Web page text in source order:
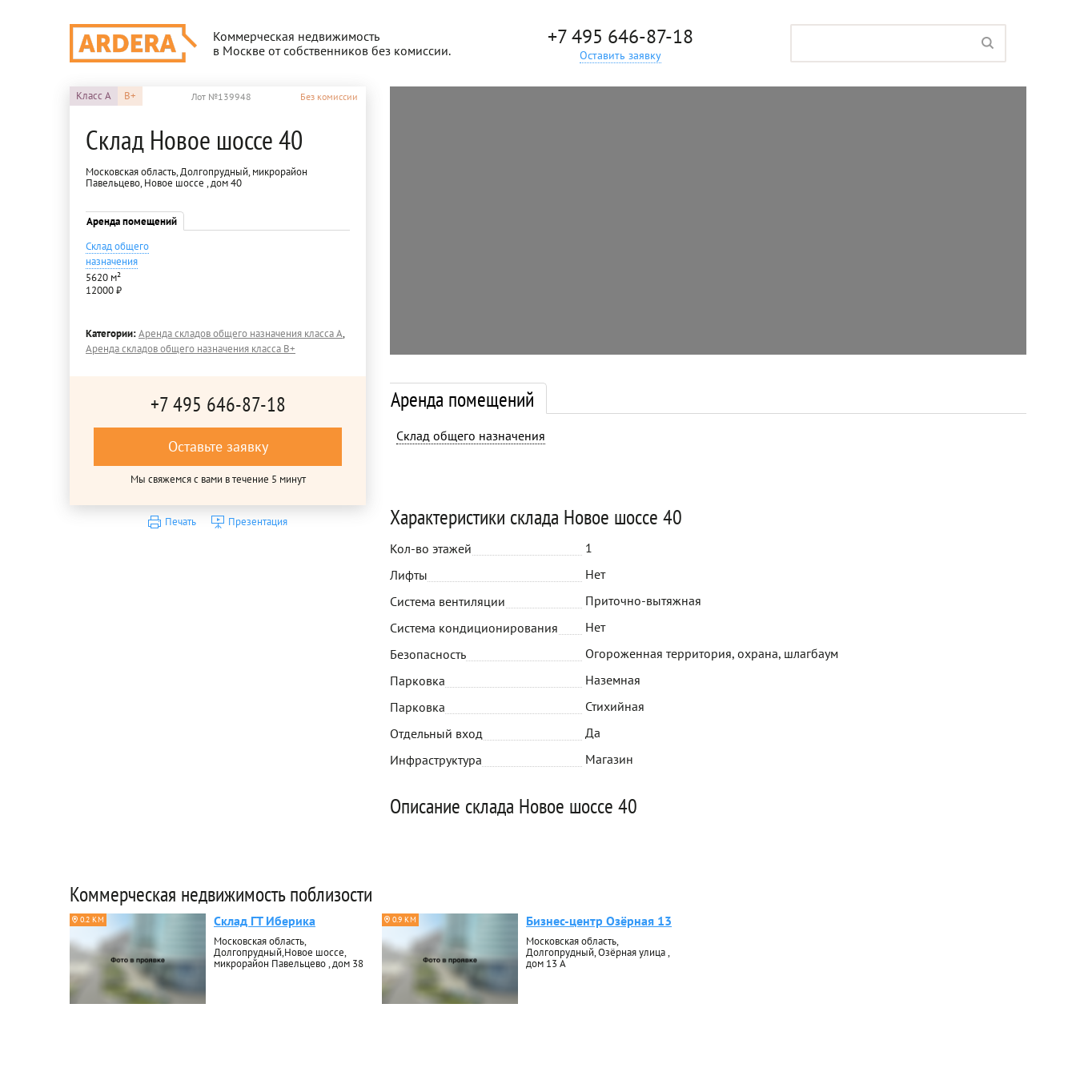
Коммерческая недвижимость
в Москве от собственников без комиссии.
+7 495 646-87-18
Оставить заявку
Класс A B+ Лот №139948 Без комиссии
Склад Новое шоссе 40
Московская область, Долгопрудный, микрорайон
Павельцево, Новое шоссе , дом 40
Аренда помещений
Склад общего
назначения
5620 м²
12000 ₽
Категории:Аренда складов общего назначения класса A,
Аренда складов общего назначения класса B+
+7 495 646-87-18
Оставьте заявку
Мы свяжемся с вами в течение 5 минут
Печать Презентация
Аренда помещений
Склад общего назначения
Характеристики склада Новое шоссе 40
Кол-во этажей
1
Лифты
Нет
Система вентиляции
Приточно-вытяжная
Система кондиционирования
Нет
Безопасность
Огороженная территория, охрана, шлагбаум
Парковка
Наземная
Парковка
Стихийная
Отдельный вход
Да
Инфраструктура
Магазин
Описание склада Новое шоссе 40
Коммерческая недвижимость поблизости
0.2 КМ Склад ГТ Иберика
Московская область,
Долгопрудный,Новое шоссе,
микрорайон Павельцево , дом 38
0.9 КМ Бизнес-центр Озёрная 13
Московская область,
Долгопрудный, Озёрная улица ,
дом 13 А